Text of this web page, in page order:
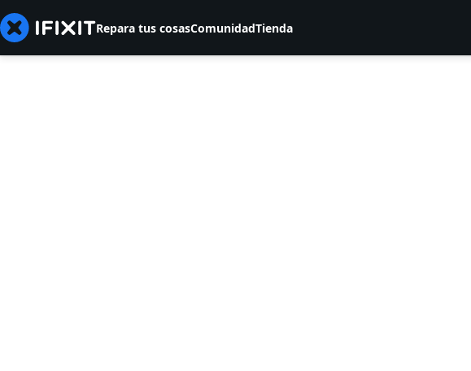
Repara tus cosasComunidadTienda